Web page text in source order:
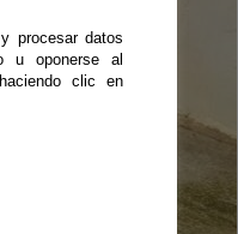
procesar datos
u oponerse al
clic en